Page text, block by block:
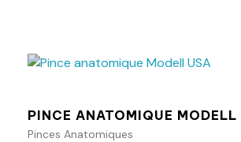
PINCE ANATOMIQUE MODELL
Pinces Anatomiques